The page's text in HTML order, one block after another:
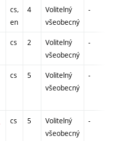
cs,
en
4
Volitelný
všeobecný
-
cs 2
Volitelný
všeobecný
-
cs 5
Volitelný
všeobecný
-
cs 5
Volitelný
všeobecný
-